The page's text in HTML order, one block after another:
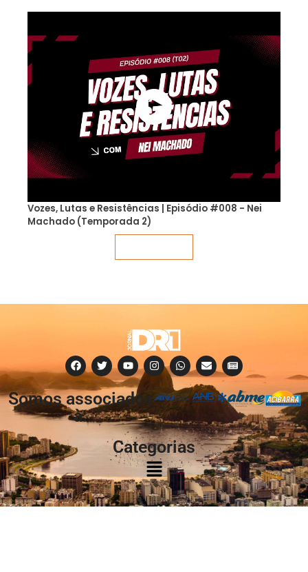
Vozes, Lutas e Resistências | Episódio #008 - Nei
Machado (Temporada 2)
Somos associados
à:
Categorias